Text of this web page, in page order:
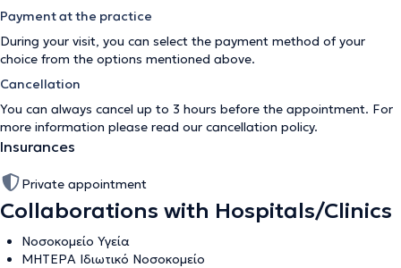
Payment at the practice
During your visit, you can select the payment method of your
choice from the options mentioned above.
Cancellation
You can always cancel up to 3 hours before the appointment. For
more information please read our cancellation policy.
Insurances
Private appointment
Collaborations with Hospitals/Clinics
Νοσοκομείο Υγεία
ΜΗΤΕΡΑ Ιδιωτικό Νοσοκομείο